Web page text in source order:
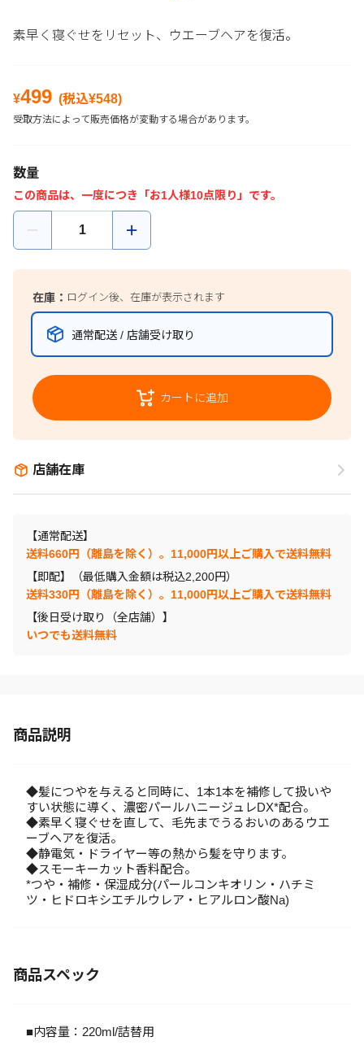
素早く寝ぐせをリセット、ウエーブヘアを復活。
¥499 (税込¥548)
受取方法によって販売価格が変動する場合があります。
数量
この商品は、一度につき「お1人様10点限り」です。
在庫： ログイン後、在庫が表示されます
通常配送 / 店舗受け取り
カートに追加
店舗在庫
【通常配送】
送料660円（離島を除く）。11,000円以上ご購入で送料無料
【即配】（最低購入金額は税込2,200円）
送料330円（離島を除く）。11,000円以上ご購入で送料無料
【後日受け取り（全店舗）】
いつでも送料無料
商品説明
◆髪につやを与えると同時に、1本1本を補修して扱いや
すい状態に導く、濃密パールハニージュレDX*配合。
◆素早く寝ぐせを直して、毛先までうるおいのあるウエ
ーブヘアを復活。
◆静電気・ドライヤー等の熱から髪を守ります。
◆スモーキーカット香料配合。
*つや・補修・保湿成分(パールコンキオリン・ハチミ
ツ・ヒドロキシエチルウレア・ヒアルロン酸Na)
商品スペック
■内容量：220ml/詰替用